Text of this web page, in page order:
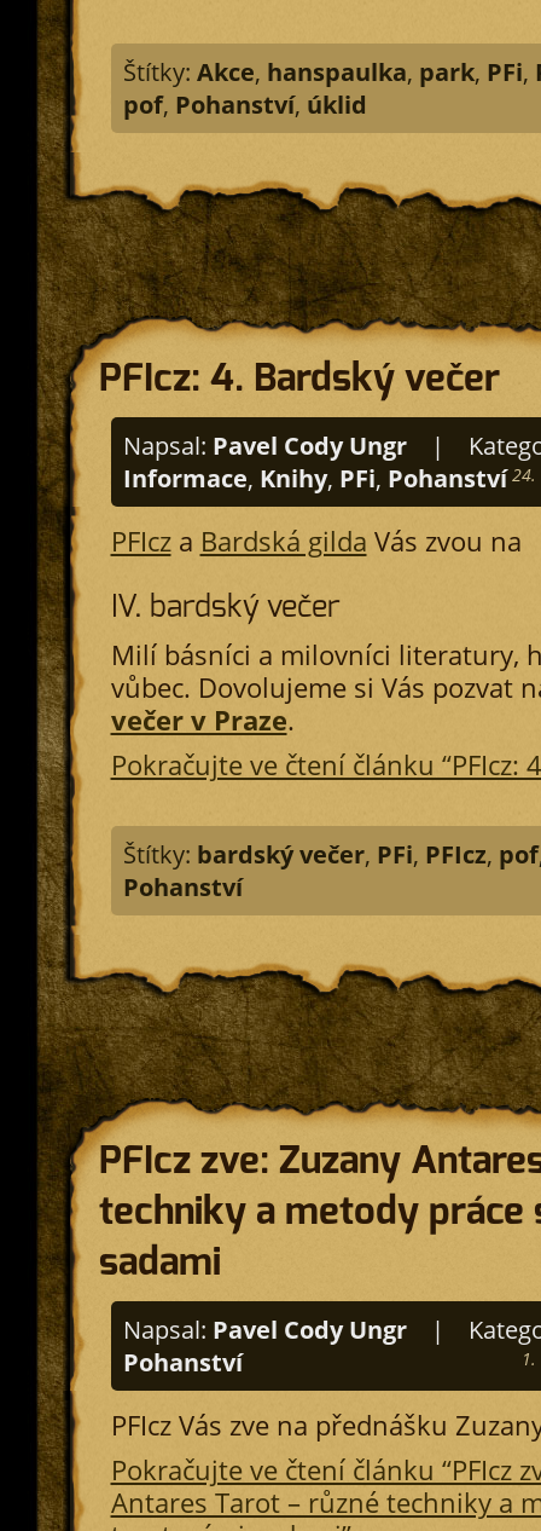
Štítky: Akce, hanspaulka, park, PFi,
pof, Pohanství, úklid
PFIcz: 4. Bardský večer
Napsal: Pavel Cody Ungr |
Informace, Knihy, PFi, Pohanství 24.
PFIcza Bardská gilda Vás zvou na
IV. bardský večer
Milí básníci a milovníci literatury,
vůbec. Dovolujeme si Vás pozvat
večer v Praze.
Pokračujte ve čtení článku “PFIcz:
Štítky: bardský večer, PFi, PFIcz, pof
Pohanství
PFIcz zve: Zuzany
techniky a metody
sadami
Napsal: Pavel Cody Ungr |
Pohanství
PFIcz Vás zve na přednášku
Pokračujte ve čtení článku “PFIcz
Antares Tarot – různé techniky a